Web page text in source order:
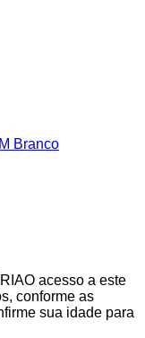
Branco
O acesso a este
conforme as
sua idade para